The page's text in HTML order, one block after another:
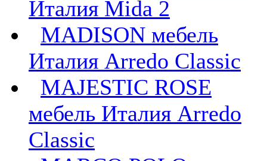
Италия Mida 2
MADISON мебель
Италия Arredo Classic
MAJESTIC ROSE
мебель Италия Arredo
Classic